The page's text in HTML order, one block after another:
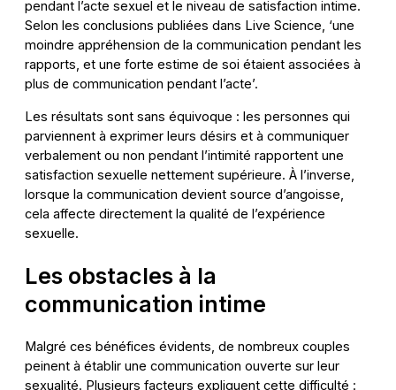
pendant l’acte sexuel et le niveau de satisfaction intime.
Selon les conclusions publiées dans Live Science, ‘une
moindre appréhension de la communication pendant les
rapports, et une forte estime de soi étaient associées à
plus de communication pendant l’acte’.
Les résultats sont sans équivoque : les personnes qui
parviennent à exprimer leurs désirs et à communiquer
verbalement ou non pendant l’intimité rapportent une
satisfaction sexuelle nettement supérieure. À l’inverse,
lorsque la communication devient source d’angoisse,
cela affecte directement la qualité de l’expérience
sexuelle.
Les obstacles à la
communication intime
Malgré ces bénéfices évidents, de nombreux couples
peinent à établir une communication ouverte sur leur
sexualité. Plusieurs facteurs expliquent cette difficulté :